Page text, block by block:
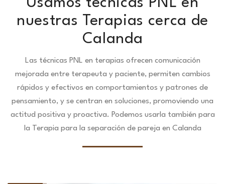
Usamos técnicas PNL en
nuestras Terapias cerca de
Calanda
Las técnicas PNL en terapias ofrecen comunicación
mejorada entre terapeuta y paciente, permiten cambios
rápidos y efectivos en comportamientos y patrones de
pensamiento, y se centran en soluciones, promoviendo una
actitud positiva y proactiva. Podemos usarla también para
la Terapia para la separación de pareja en Calanda